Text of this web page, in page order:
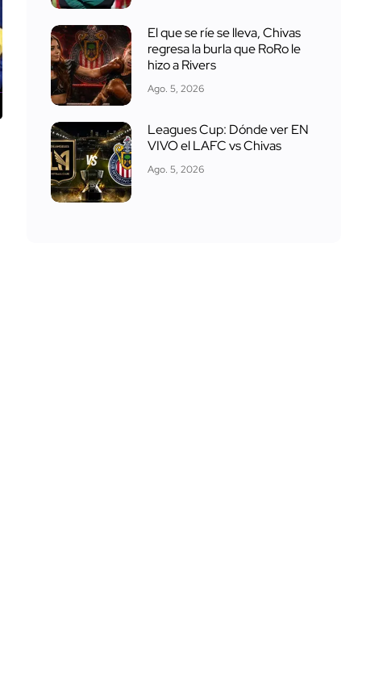
El que se ríe se lleva, Chivas
regresa la burla que RoRo le
hizo a Rivers
Ago. 5, 2026
Leagues Cup: Dónde ver EN
VIVO el LAFC vs Chivas
Ago. 5, 2026